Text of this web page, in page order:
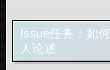
Issue任务：如
人论述